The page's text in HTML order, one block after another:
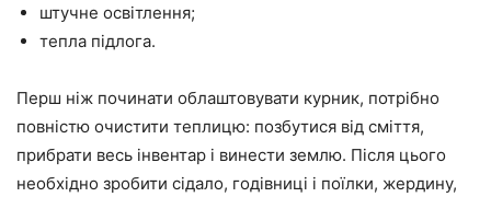
штучне освітлення;
тепла підлога.
Перш ніж починати облаштовувати курник, потрібно
повністю очистити теплицю: позбутися від сміття,
прибрати весь інвентар і винести землю. Після цього
необхідно зробити сідало, годівниці і поїлки, жердину,